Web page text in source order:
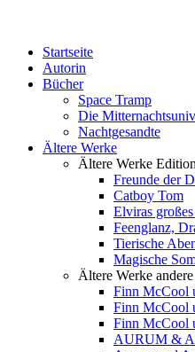
Startseite
Autorin
Bücher
Space Tramp
Die
Nachtgesandte
Ältere Werke
Ältere Werke
Freunde der
Catboy Tom
Elviras
Feenglanz,
Tierische
Magische
Ältere Werke
Finn McCool
Finn McCool
Finn McCool
AURUM &